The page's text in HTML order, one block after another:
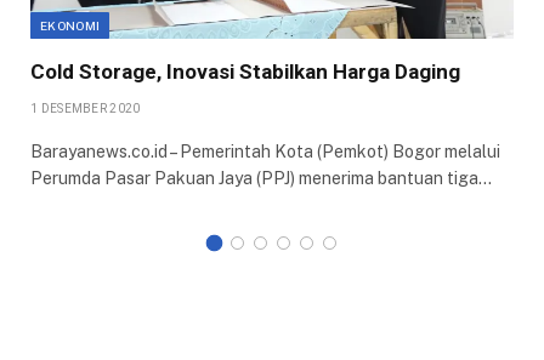
EKONOMI
Cold Storage, Inovasi Stabilkan Harga Daging
1 DESEMBER 2020
Barayanews.co.id – Pemerintah Kota (Pemkot) Bogor melalui
Perumda Pasar Pakuan Jaya (PPJ) menerima bantuan tiga…